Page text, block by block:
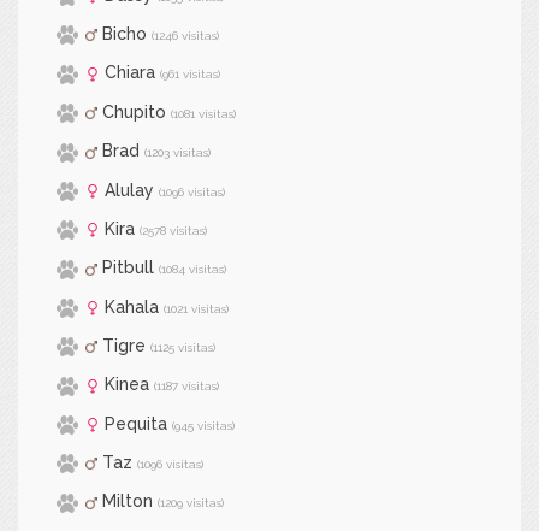
Bicho (1246 visitas)
Chiara (961 visitas)
Chupito (1081 visitas)
Brad (1203 visitas)
Alulay (1096 visitas)
Kira (2578 visitas)
Pitbull (1084 visitas)
Kahala (1021 visitas)
Tigre (1125 visitas)
Kinea (1187 visitas)
Pequita (945 visitas)
Taz (1096 visitas)
Milton (1209 visitas)